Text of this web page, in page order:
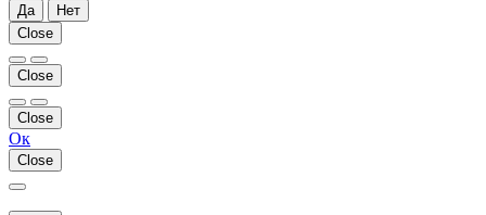
Да
Нет
Close
Close
Close
Ок
Close